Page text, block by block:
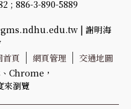
; 886-3-890-5889
| 謝明海
首頁
網頁管理
交通地圖
Chrome，
來瀏覽